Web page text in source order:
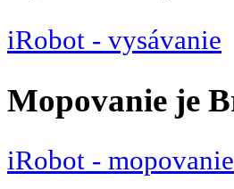
iRobot - vysávanie
Mopovanie je
iRobot - mopovanie